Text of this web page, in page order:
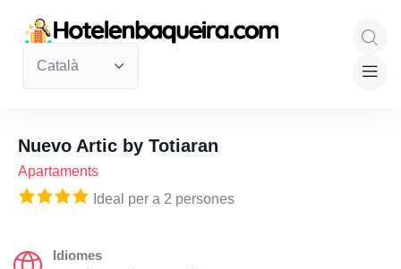
Nuevo Artic by Totiaran
Apartaments
Ideal per a 2 persones
Idiomes